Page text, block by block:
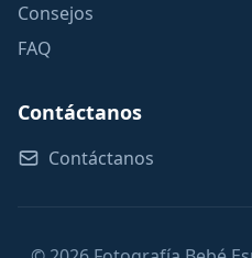
Consejos
FAQ
Contáctanos
Contáctanos